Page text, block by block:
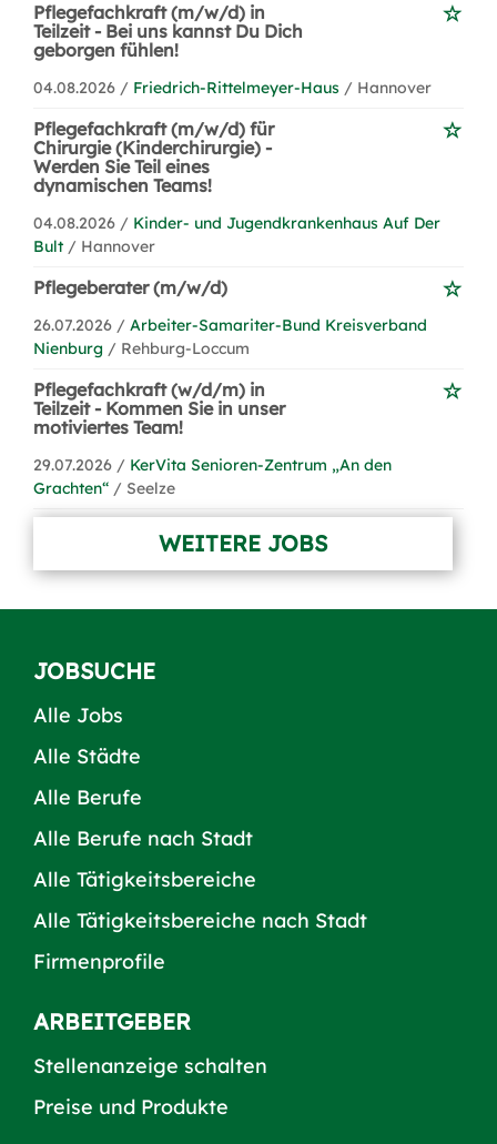
Pflegefachkraft (m/w/d) in
Teilzeit - Bei uns kannst Du Dich
geborgen fühlen!
04.08.2026 / Friedrich-Rittelmeyer-Haus / Hannover
Pflegefachkraft (m/w/d) für
Chirurgie (Kinderchirurgie) -
Werden Sie Teil eines
dynamischen Teams!
04.08.2026 / Kinder- und Jugendkrankenhaus Auf Der
Bult / Hannover
Pflegeberater (m/w/d)
26.07.2026 / Arbeiter-Samariter-Bund Kreisverband
Nienburg / Rehburg-Loccum
Pflegefachkraft (w/d/m) in
Teilzeit - Kommen Sie in unser
motiviertes Team!
29.07.2026 / KerVita Senioren-Zentrum „An den
Grachten“ / Seelze
WEITERE JOBS
JOBSUCHE
Alle Jobs
Alle Städte
Alle Berufe
Alle Berufe nach Stadt
Alle Tätigkeitsbereiche
Alle Tätigkeitsbereiche nach Stadt
Firmenprofile
ARBEITGEBER
Stellenanzeige schalten
Preise und Produkte